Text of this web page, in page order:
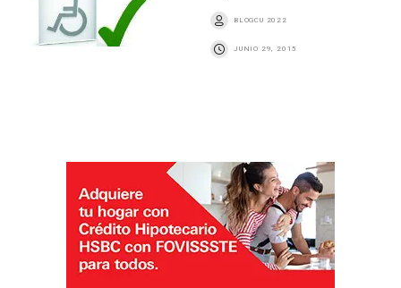
BLOGCU 2022
JUNIO 29, 2015